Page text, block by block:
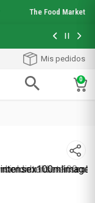
The Food Market
Con tu
¡Envío
Mis pedidos
0